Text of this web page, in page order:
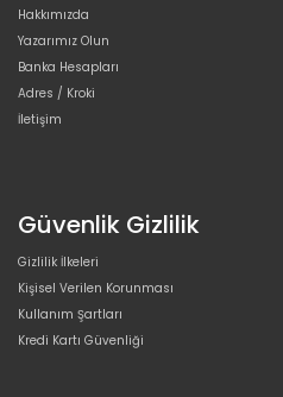
Hakkımızda
Yazarımız Olun
Banka Hesapları
Adres / Kroki
İletişim
Güvenlik Gizlilik
Gizlilik İlkeleri
Kişisel Verilen Korunması
Kullanım Şartları
Kredi Kartı Güvenliği